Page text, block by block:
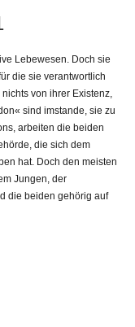
Lebewesen. Doch sie
die sie verantwortlich
von ihrer Existenz,
sind imstande, sie zu
arbeiten die beiden
die sich dem
hat. Doch den meisten
Jungen, der
die beiden gehörig auf